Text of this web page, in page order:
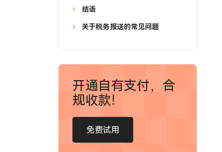
结语
关于税务报送的常见问题
开通自有支付，合
规收款！
免费试用